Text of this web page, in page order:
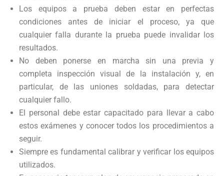
Los equipos a prueba deben estar en perfectas
condiciones antes de iniciar el proceso, ya que
cualquier falla durante la prueba puede invalidar los
resultados.
No deben ponerse en marcha sin una previa y
completa inspección visual de la instalación y, en
particular, de las uniones soldadas, para detectar
cualquier fallo.
El personal debe estar capacitado para llevar a cabo
estos exámenes y conocer todos los procedimientos a
seguir.
Siempre es fundamental calibrar y verificar los equipos
utilizados.